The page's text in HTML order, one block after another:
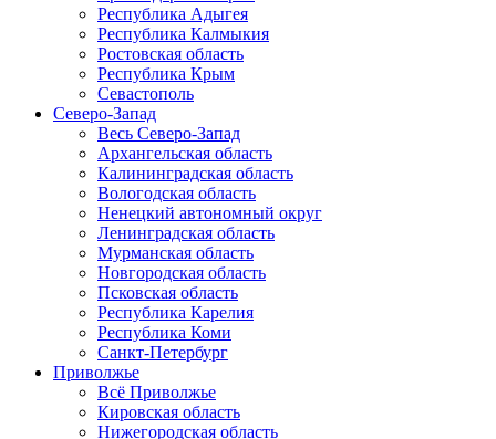
Республика Адыгея
Республика Калмыкия
Ростовская область
Республика Крым
Севастополь
Северо-Запад
Весь Северо-Запад
Архангельская область
Калининградская область
Вологодская область
Ненецкий автономный округ
Ленинградская область
Мурманская область
Новгородская область
Псковская область
Республика Карелия
Республика Коми
Санкт-Петербург
Приволжье
Всё Приволжье
Кировская область
Нижегородская область